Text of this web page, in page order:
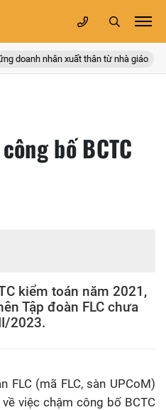
doanh nhân xuất thân từ nhà giáo
bố BCTC
kiểm toán năm 2021,
Tập đoàn FLC chưa
2023.
FLC (mã FLC, sàn UPCoM)
việc chậm công bố BCTC